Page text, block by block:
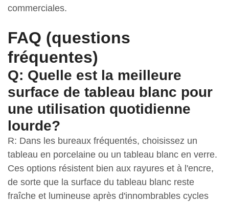
commerciales.
FAQ (questions
fréquentes)
Q: Quelle est la meilleure
surface de tableau blanc pour
une utilisation quotidienne
lourde?
R: Dans les bureaux fréquentés, choisissez un
tableau en porcelaine ou un tableau blanc en verre.
Ces options résistent bien aux rayures et à l'encre,
de sorte que la surface du tableau blanc reste
fraîche et lumineuse après d'innombrables cycles